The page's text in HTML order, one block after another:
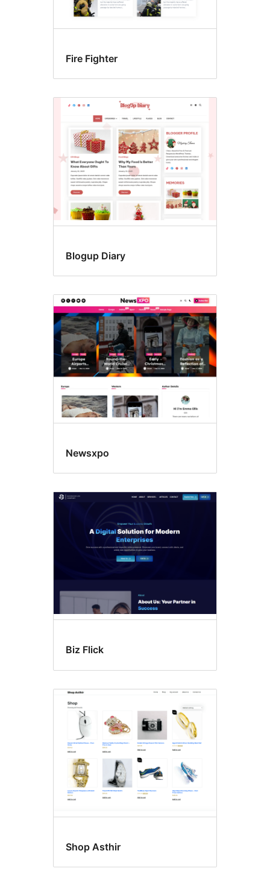
Fire Fighter
Blogup Diary
Newsxpo
Biz Flick
Shop Asthir